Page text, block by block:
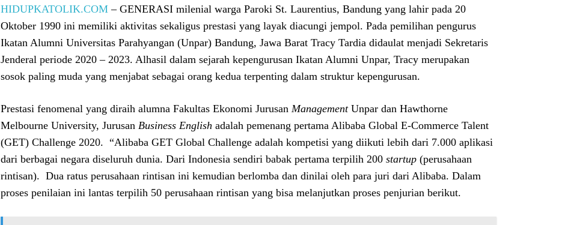
HIDUPKATOLIK.COM – GENERASI milenial warga Paroki St. Laurentius, Bandung yang lahir pada 20
Oktober 1990 ini memiliki aktivitas sekaligus prestasi yang layak diacungi jempol. Pada pemilihan pengurus
Ikatan Alumni Universitas Parahyangan (Unpar) Bandung, Jawa Barat Tracy Tardia didaulat menjadi Sekretaris
Jenderal periode 2020 – 2023. Alhasil dalam sejarah kepengurusan Ikatan Alumni Unpar, Tracy merupakan
sosok paling muda yang menjabat sebagai orang kedua terpenting dalam struktur kepengurusan.
Prestasi fenomenal yang diraih alumna Fakultas Ekonomi Jurusan ManagementUnpar dan Hawthorne
Melbourne University, Jurusan Business English adalah pemenang pertama Alibaba Global E-Commerce Talent
(GET) Challenge 2020. “Alibaba GET Global Challenge adalah kompetisi yang diikuti lebih dari 7.000 aplikasi
dari berbagai negara diseluruh dunia. Dari Indonesia sendiri babak pertama terpilih 200 startup (perusahaan
rintisan). Dua ratus perusahaan rintisan ini kemudian berlomba dan dinilai oleh para juri dari Alibaba. Dalam
proses penilaian ini lantas terpilih 50 perusahaan rintisan yang bisa melanjutkan proses penjurian berikut.